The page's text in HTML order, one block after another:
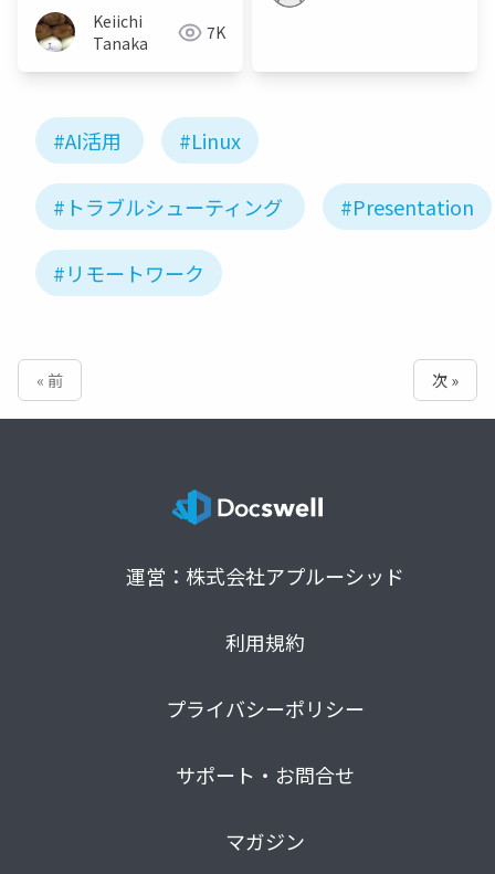
Keiichi
Tanaka
7K
#AI活用 #Linux
#トラブルシューティング #Presentation
#リモートワーク
« 前 次 »
運営：株式会社アプルーシッド
利用規約
プライバシーポリシー
サポート・お問合せ
マガジン